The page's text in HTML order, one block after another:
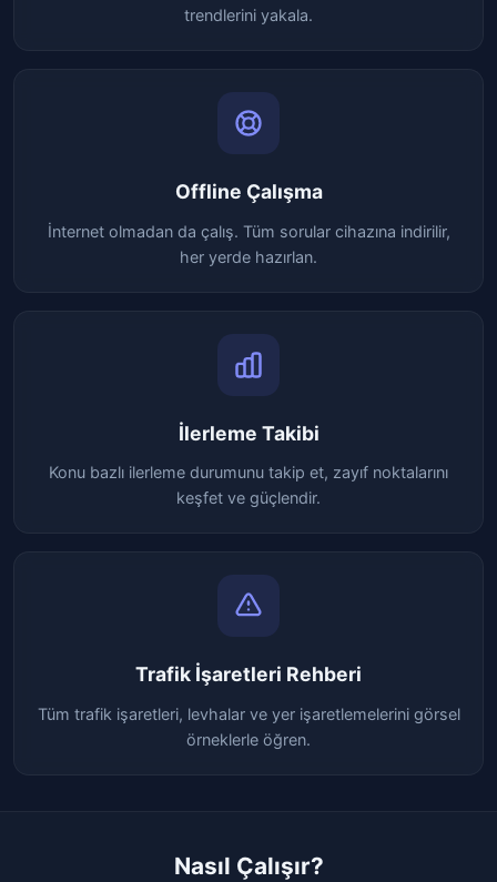
trendlerini yakala.
Offline Çalışma
İnternet olmadan da çalış. Tüm sorular cihazına indirilir,
her yerde hazırlan.
İlerleme Takibi
Konu bazlı ilerleme durumunu takip et, zayıf noktalarını
keşfet ve güçlendir.
Trafik İşaretleri Rehberi
Tüm trafik işaretleri, levhalar ve yer işaretlemelerini görsel
örneklerle öğren.
Nasıl Çalışır?